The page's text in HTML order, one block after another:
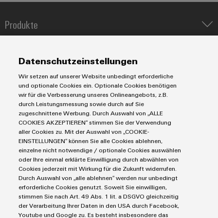
Weidmüller
Configurator
Digital
Engineering
auf einem
neuen Niveau
‒ intuitiv,
unkompliziert,
schnell
Produkte
Koppelrelais
Leiterplattensteckverbinder und Leiterplattenklemmen
Markierungssysteme
Reihenklemmen
Stromversorgungen
Industrial IoT
Industrial Security
Single Pair Ethernet
Smart Metering
SNAP IN Anschlusstechnologie
Workplace Solutions
Service
Connectivity Consulting
eShop / Digitale Bestellmöglichkeiten
Engineering-Daten
PCB Connector Services
Support Center
Technische Produktkataloge
Weidmüller Configurator
Industrien
Datencenter
Gerätehersteller
Maschinenbau
Photovoltaik
Wasserstoff
Weidmüller Industry Match
Windenergie
Impressum
Einkaufs- /Lieferanteninformationen
Datenschutzerklärung
Cookie Richtlinie
Cookie Einstellungen
Datenschutzeinstellungen
Wir setzen auf unserer Website unbedingt erforderliche
und optionale Cookies ein. Optionale Cookies benötigen
wir für die Verbesserung unseres Onlineangebots, z.B.
durch Leistungsmessung sowie durch auf Sie
zugeschnittene Werbung. Durch Auswahl von „ALLE
COOKIES AKZEPTIEREN“ stimmen Sie der Verwendung
aller Cookies zu. Mit der Auswahl von „COOKIE-
EINSTELLUNGEN“ können Sie alle Cookies ablehnen,
einzelne nicht notwendige / optionale Cookies auswählen
oder Ihre einmal erklärte Einwilligung durch abwählen von
Cookies jederzeit mit Wirkung für die Zukunft widerrufen.
Durch Auswahl von „alle ablehnen“ werden nur unbedingt
erforderliche Cookies genutzt. Soweit Sie einwilligen,
stimmen Sie nach Art. 49 Abs. 1 lit. a DSGVO gleichzeitig
der Verarbeitung Ihrer Daten in den USA durch Facebook,
Youtube und Google zu. Es besteht insbesondere das